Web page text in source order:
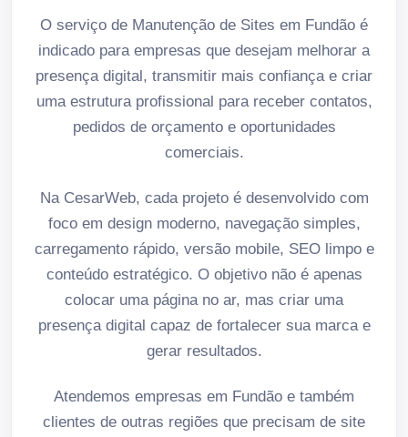
O serviço de Manutenção de Sites em Fundão é
indicado para empresas que desejam melhorar a
presença digital, transmitir mais confiança e criar
uma estrutura profissional para receber contatos,
pedidos de orçamento e oportunidades
comerciais.
Na CesarWeb, cada projeto é desenvolvido com
foco em design moderno, navegação simples,
carregamento rápido, versão mobile, SEO limpo e
conteúdo estratégico. O objetivo não é apenas
colocar uma página no ar, mas criar uma
presença digital capaz de fortalecer sua marca e
gerar resultados.
Atendemos empresas em Fundão e também
clientes de outras regiões que precisam de site